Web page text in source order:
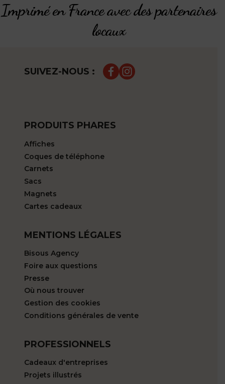
Imprimé en France avec des partenaires
locaux
SUIVEZ-NOUS :
PRODUITS PHARES
Affiches
Coques de téléphone
Carnets
Sacs
Magnets
Cartes cadeaux
MENTIONS LÉGALES
Bisous Agency
Foire aux questions
Presse
Où nous trouver
Gestion des cookies
Conditions générales de vente
PROFESSIONNELS
Cadeaux d'entreprises
Projets illustrés